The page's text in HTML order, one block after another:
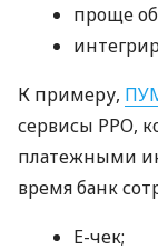
проще
К примеру,
сервисы РРО,
платежными
время банк
E-чек;